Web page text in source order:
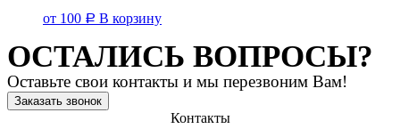
от 100 Р В корзину
ОСТАЛИСЬ ВОПРОСЫ?
Оставьте свои контакты и мы перезвоним Вам!
Заказать звонок
Контакты